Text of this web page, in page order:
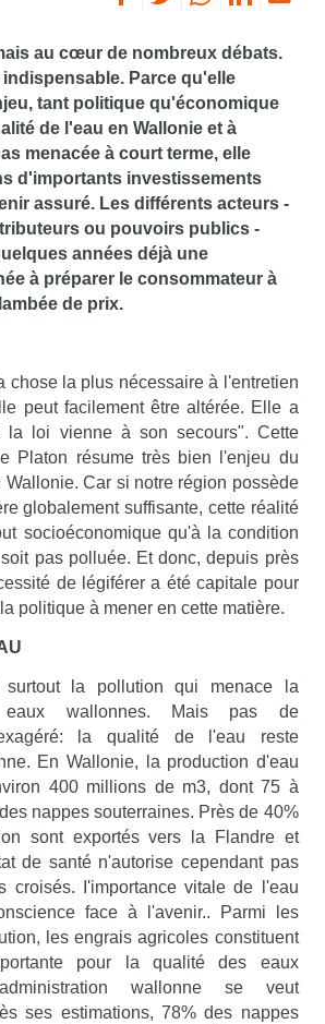
au cœur de nombreux débats.
indispensable. Parce qu'elle
tant politique qu'économique
de l'eau en Wallonie et à
menacée à court terme, elle
d'importants investissements
assuré. Les différents acteurs -
ou pouvoirs publics -
années déjà une
à préparer le consommateur à
de prix.
chose la plus nécessaire à l'entretien
peut facilement être altérée. Elle a
la loi vienne à son secours". Cette
Platon résume très bien l'enjeu du
Wallonie. Car si notre région possède
globalement suffisante, cette réalité
socioéconomique qu'à la condition
pas polluée. Et donc, depuis près
de légiférer a été capitale pour
politique à mener en cette matière.
la pollution qui menace la
eaux wallonnes. Mais pas de
la qualité de l'eau reste
En Wallonie, la production d'eau
400 millions de m3, dont 75 à
nappes souterraines. Près de 40%
sont exportés vers la Flandre et
de santé n'autorise cependant pas
croisés. I'importance vitale de l'eau
face à l'avenir.. Parmi les
les engrais agricoles constituent
pour la qualité des eaux
wallonne se veut
ses estimations, 78% des nappes